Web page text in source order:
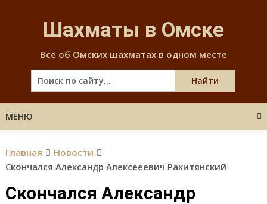
content
Шахматы в Омске
Всё об Омских шахматах в одном месте
МЕНЮ
Главная
Новости
Скончался Александр Алексееевич Ракитянский
Скончался Александр